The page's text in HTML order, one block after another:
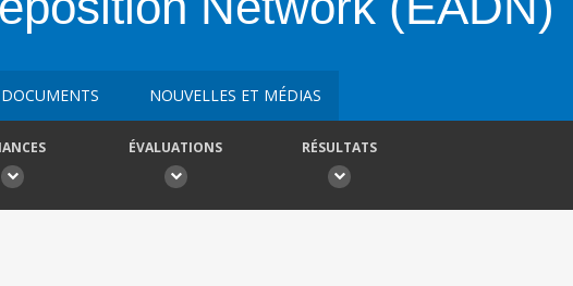
DOCUMENTS NOUVELLES ET MÉDIAS
ÉVALUATIONS RÉSULTATS